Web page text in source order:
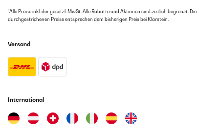
*Alle Preise inkl. der gesetzl. MwSt. Alle Rabatte und Aktionen sind zeitlich begrenzt. Die
durchgestrichenen Preise entsprechen dem bisherigen Preis bei Klarstein.
Versand
International